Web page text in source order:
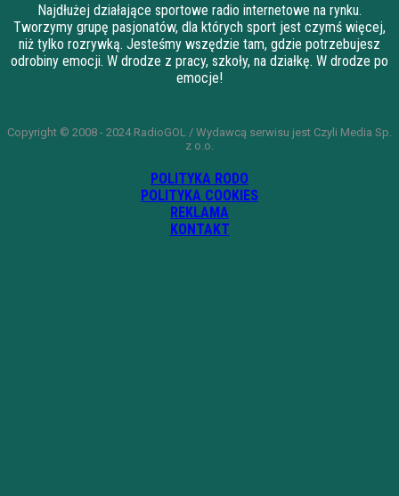
Najdłużej działające sportowe radio internetowe na rynku.
Tworzymy grupę pasjonatów, dla których sport jest czymś więcej,
niż tylko rozrywką. Jesteśmy wszędzie tam, gdzie potrzebujesz
odrobiny emocji. W drodze z pracy, szkoły, na działkę. W drodze po
emocje!
Copyright © 2008 - 2024 RadioGOL / Wydawcą serwisu jest Czyli Media Sp.
z o.o.
POLITYKA RODO
POLITYKA COOKIES
REKLAMA
KONTAKT